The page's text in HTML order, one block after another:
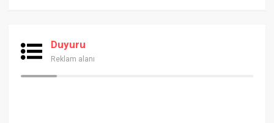
Duyuru
Reklam alanı